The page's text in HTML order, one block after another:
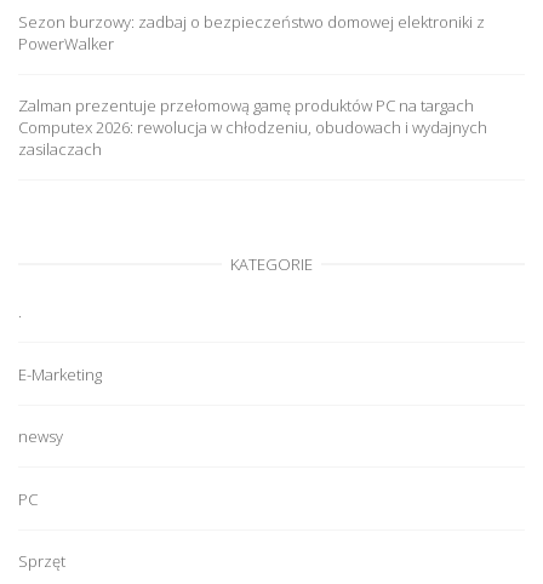
Sezon burzowy: zadbaj o bezpieczeństwo domowej elektroniki z
PowerWalker
Zalman prezentuje przełomową gamę produktów PC na targach
Computex 2026: rewolucja w chłodzeniu, obudowach i wydajnych
zasilaczach
KATEGORIE
.
E-Marketing
newsy
PC
Sprzęt